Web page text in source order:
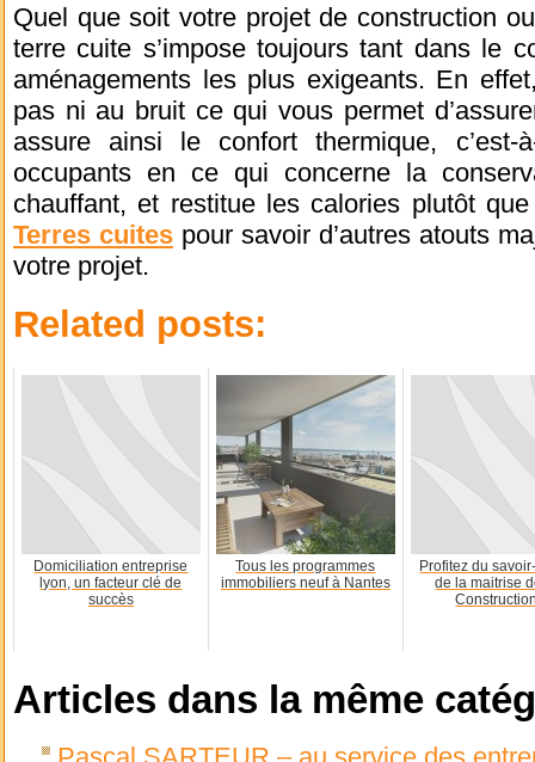
Quel que soit votre projet de construction
terre cuite s’impose toujours tant dans le
aménagements les plus exigeants. En
pas ni au bruit ce qui vous permet
assure ainsi le confort thermique,
occupants en ce qui concerne la
chauffant, et restitue les calories plutôt
Terres cuitespour savoir d’autres atouts
votre projet.
Related posts:
Domiciliation entreprise
lyon, un facteur clé de
succès
Tous les programmes
immobiliers neuf à Nantes
Profitez du
de la maitrise
Articles dans la même